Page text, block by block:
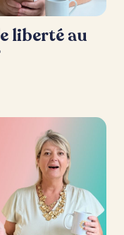
liberté au